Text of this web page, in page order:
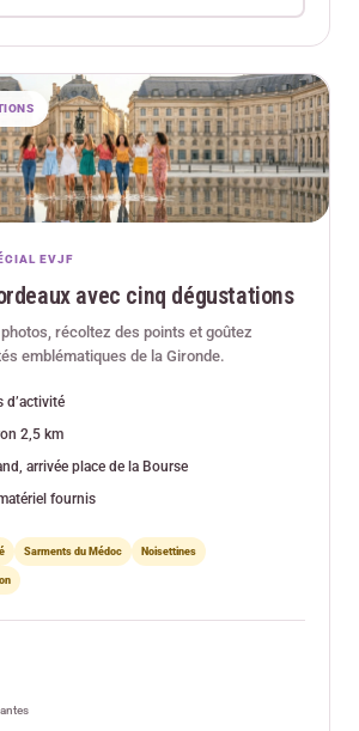
EVJF
avec cinq dégustations
récoltez des points et goûtez
emblématiques de la Gironde.
d’activité
2,5 km
arrivée place de la Bourse
fournis
Sarments du Médoc Noisettines